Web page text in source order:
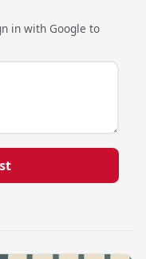
in with Google to